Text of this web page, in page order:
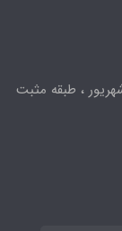
، میدان ۱۷شهریور ، مرکز خرید ۱۷شهریور ، طبقه مثبت